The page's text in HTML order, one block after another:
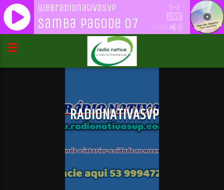
100%
webradionativasvp
Samba Pagode 07